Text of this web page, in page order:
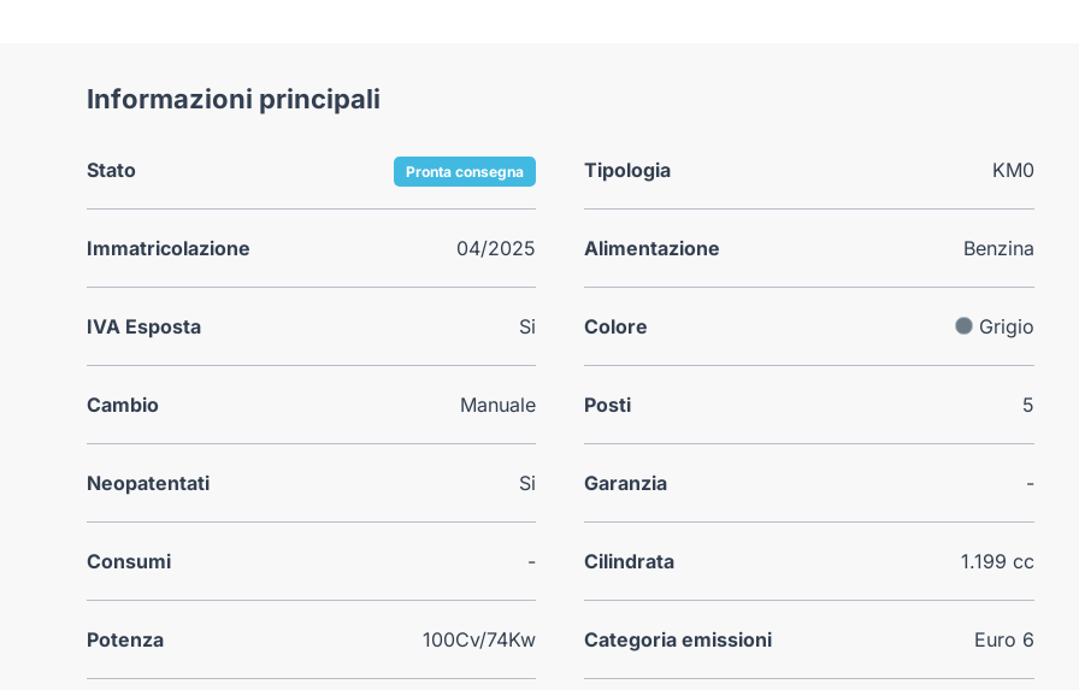
Informazioni principali
Stato Pronta consegna Tipologia KM0
Immatricolazione 04/2025 Alimentazione Benzina
IVA Esposta Si Colore Grigio
Cambio Manuale Posti 5
Neopatentati Si Garanzia -
Consumi - Cilindrata 1.199 cc
Potenza 100Cv/74Kw Categoria emissioni Euro 6